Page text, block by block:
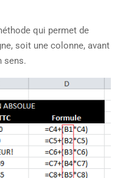
qui permet de
soit une colonne, avant
sens.